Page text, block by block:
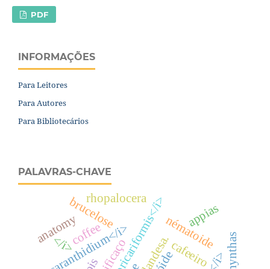
PDF
INFORMAÇÕES
Para Leitores
Para Autores
Para Bibliotecários
PALAVRAS-CHAVE
<i> saranthidium</i>
brucelose
cafeeiro
coffee nématoide
rhopalocera
</i>
appias
anatomy
amynthas